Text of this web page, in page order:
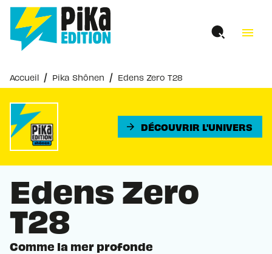
MENU RECHERCHE
PIED DE PAGE
menu
Accueil / Pika Shônen / Edens Zero T28
arrow_forward DÉCOUVRIR L'UNIVERS
Edens Zero
T28
Comme la mer profonde